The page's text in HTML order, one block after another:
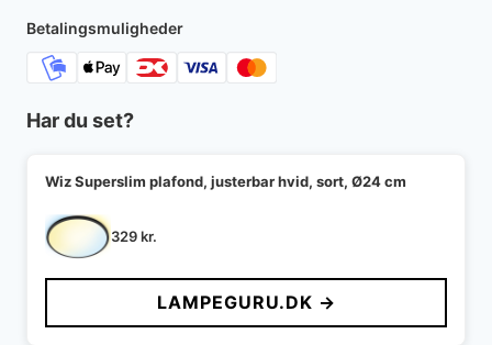
2.299 kr..
Betalingsmuligheder
Har du set?
Wiz Superslim plafond, justerbar hvid, sort, Ø24 cm
329kr.
LAMPEGURU.DK →